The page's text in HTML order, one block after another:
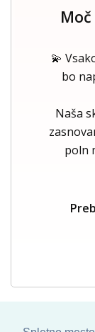
💫
bo
Naša
poln